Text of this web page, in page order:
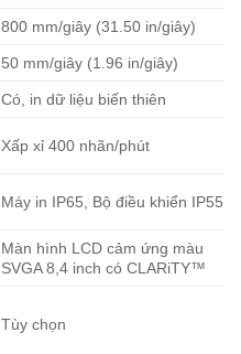
800 mm/giây (31.50 in/giây)
50 mm/giây (1.96 in/giây)
Có, in dữ liệu biến thiên
Xấp xỉ 400 nhãn/phút
Máy in IP65, Bộ điều khiển IP55
Màn hình LCD cảm ứng màu
SVGA 8,4 inch có CLARiTY™
Tùy chọn